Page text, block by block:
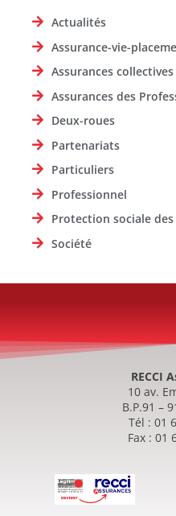
Actualités
Assurance-vie-
Assurances collectives
Assurances des
Deux-roues
Partenariats
Particuliers
Professionnel
Protection sociale
Société
RECCI
10 av.
B.P.91 –
Tél : 01
Fax : 01